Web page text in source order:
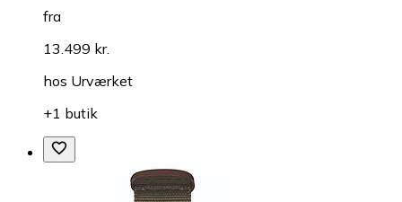
fra
13.499 kr.
hos Urværket
+1 butik